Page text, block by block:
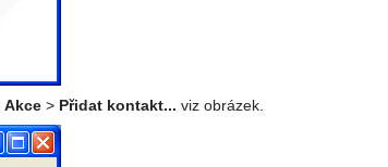
Akce > Přidat kontakt... viz obrázek.